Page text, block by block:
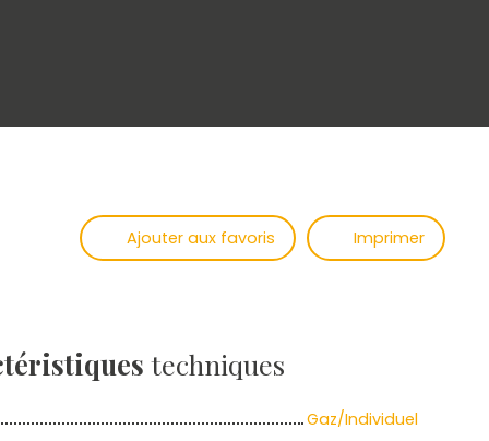
Ajouter aux favoris Imprimer
techniques
Gaz/Individuel